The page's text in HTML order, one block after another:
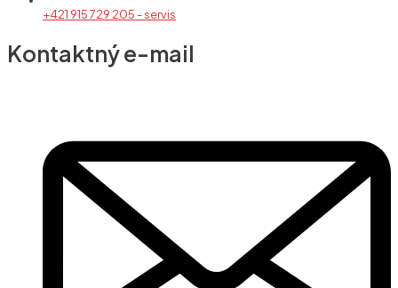
+421 915 729 205 - servis
Kontaktný e-mail